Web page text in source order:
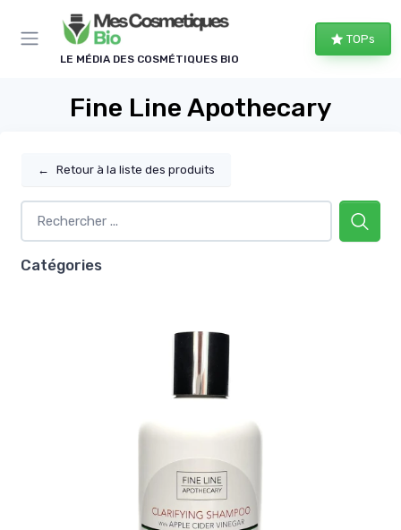
LE MÉDIA DES COSMÉTIQUES BIO
TOPs
Fine Line Apothecary
← Retour à la liste des produits
Catégories
Panneau de gestion des cookies